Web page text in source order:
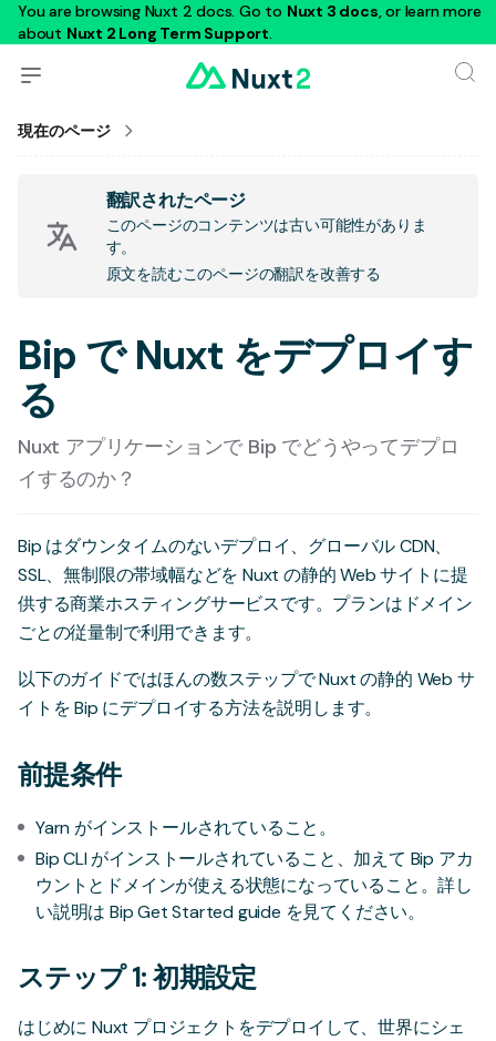
You are browsing Nuxt 2 docs. Go to Nuxt 3 docs, or learn more
about Nuxt 2 Long Term Support.
現在のページ
翻訳されたページ
このページのコンテンツは古い可能性がありま
す。
原文を読むこのページの翻訳を改善する
Bip で Nuxt をデプロイす
る
Nuxt アプリケーションで Bip でどうやってデプロ
イするのか？
Bip はダウンタイムのないデプロイ、グローバル CDN、
SSL、無制限の帯域幅などを Nuxt の静的 Web サイトに提
供する商業ホスティングサービスです。プランはドメイン
ごとの従量制で利用できます。
以下のガイドではほんの数ステップで Nuxt の静的 Web サ
イトを Bip にデプロイする方法を説明します。
前提条件
Yarn がインストールされていること。
Bip CLI がインストールされていること、加えて Bip アカ
ウントとドメインが使える状態になっていること。詳し
い説明は Bip Get Started guide を見てください。
ステップ 1: 初期設定
はじめに Nuxt プロジェクトをデプロイして、世界にシェ